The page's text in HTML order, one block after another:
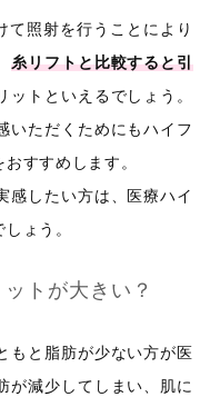
て照射を行うことにより
糸リフトと比較すると引
ットといえるでしょう。
いただくためにもハイフ
すすめします。
感したい方は、医療ハイ
ょう。
トが大きい？
もと脂肪が少ない方が医
が減少してしまい、肌に